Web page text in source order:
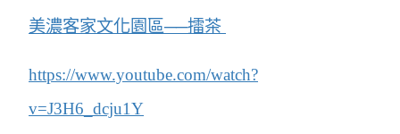
美濃客家文化園區──擂茶
https://www.youtube.com/watch?
v=J3H6_dcju1Y